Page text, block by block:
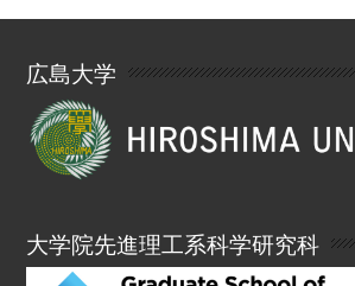
広島大学
大学院先進理工系科学研究科